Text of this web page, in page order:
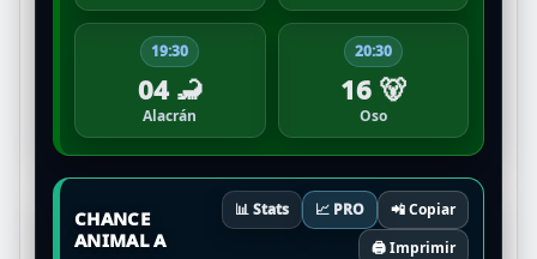
19:30
04 🦂
Alacrán
20:30
16 🐻
Oso
CHANCE
ANIMAL A
📊 Stats 📈 PRO
📲 Copiar
🖨️ Imprimir